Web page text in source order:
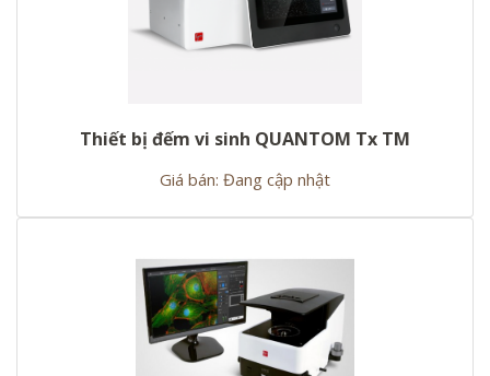
Thiết bị đếm vi sinh QUANTOM Tx TM
Giá bán: Đang cập nhật